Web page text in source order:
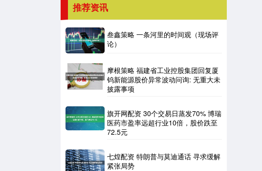
推荐资讯
叁鑫策略 一条河里的时间观（现场评
论）
摩根策略 福建省工业控股集团回复厦
钨新能源股价异常波动问询: 无重大未
披露事项
旗开网配资 30个交易日蒸发70% 博瑞
医药市盈率远超行业10倍，股价跌至
72.5元
七煌配资 特朗普与莫迪通话 寻求缓解
紧张局势